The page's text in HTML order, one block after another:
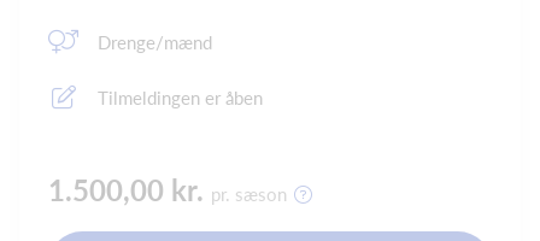
Drenge/mænd
Tilmeldingen er åben
1.500,00 kr. pr. sæson